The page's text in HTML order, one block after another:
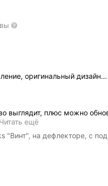
оригинальный дизайн...
выглядит, плюс можно
Читать ещё
"Винт", на дефлекторе, с